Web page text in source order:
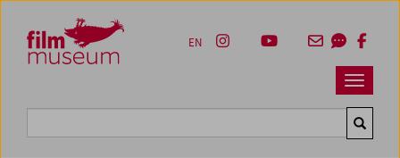
Zum Inhalt
Zum Hauptmenü
Zur Servicenavigation
Zum Suche
Navbar
EN